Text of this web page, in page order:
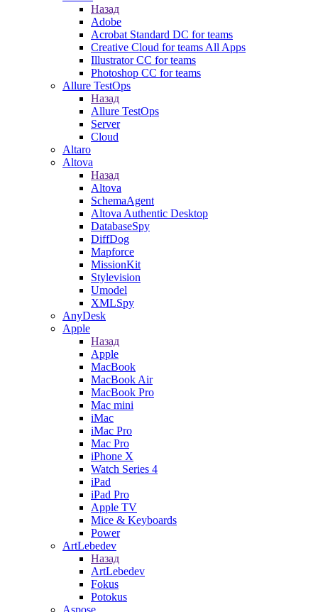
Назад
Adobe
Acrobat Standard DC for teams
Creative Cloud for teams All Apps
Illustrator CC for teams
Photoshop CC for teams
Allure TestOps
Назад
Allure TestOps
Server
Cloud
Altaro
Altova
Назад
Altova
SchemaAgent
Altova Authentic Desktop
DatabaseSpy
DiffDog
Mapforce
MissionKit
Stylevision
Umodel
XMLSpy
AnyDesk
Apple
Назад
Apple
MacBook
MacBook Air
MacBook Pro
Mac mini
iMac
iMac Pro
Mac Pro
iPhone X
Watch Series 4
iPad
iPad Pro
Apple TV
Mice & Keyboards
Power
ArtLebedev
Назад
ArtLebedev
Fokus
Potokus
Aspose